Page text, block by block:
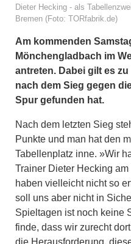
Dieter Hecking - als
Bremen (Foto: TORfabrik.de)
Am kommenden
Mönchengladbach im
antreten. Dabei gilt es
nach dem Sieg gegen
Spur gefunden hat.
Nach dem letzten Sieg
Punkte und man hat den
Tabellenplatz inne. »Wir
Trainer Dieter Hecking
haben vielleicht nicht so
soll uns aber nicht in
Spieltagen ist noch keine
finde, dass wir zurecht
die Herausforderung,